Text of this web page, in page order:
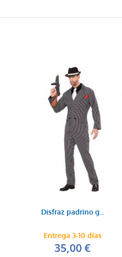
Disfraz padrino g...
Entrega 3-10 días
35,00 €